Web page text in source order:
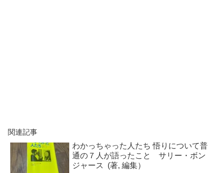
関連記事
わかっちゃった人たち 悟りについて普
通の７人が語ったこと サリー・ボン
ジャース (著, 編集）